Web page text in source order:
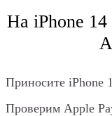
На iPhone 14
Приносите iPhone
Проверим Apple